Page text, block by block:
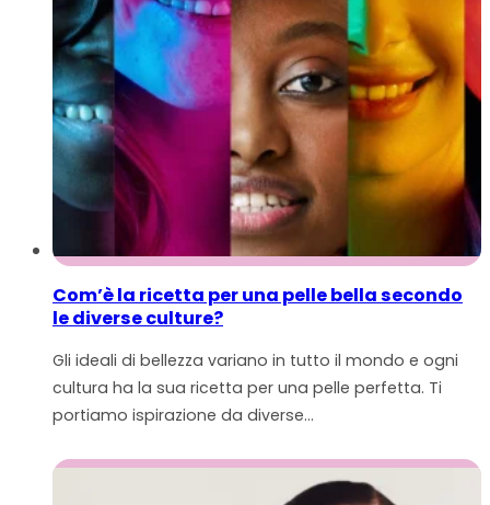
Com’è la ricetta per una pelle bella secondo
le diverse culture?
Gli ideali di bellezza variano in tutto il mondo e ogni
cultura ha la sua ricetta per una pelle perfetta. Ti
portiamo ispirazione da diverse…